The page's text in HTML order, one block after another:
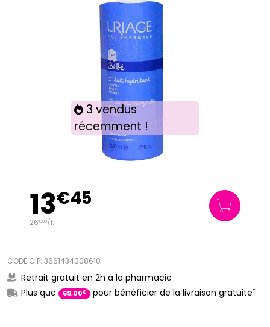
3 vendus
récemment !
13€45
26€90/l.
CODE CIP: 3661434008610
Retrait gratuit en 2h à la pharmacie
Plus que
69,00€ pour bénéficier de la livraison gratuite*